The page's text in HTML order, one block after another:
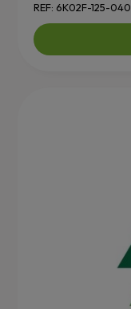
REF: 6K02F-125-040